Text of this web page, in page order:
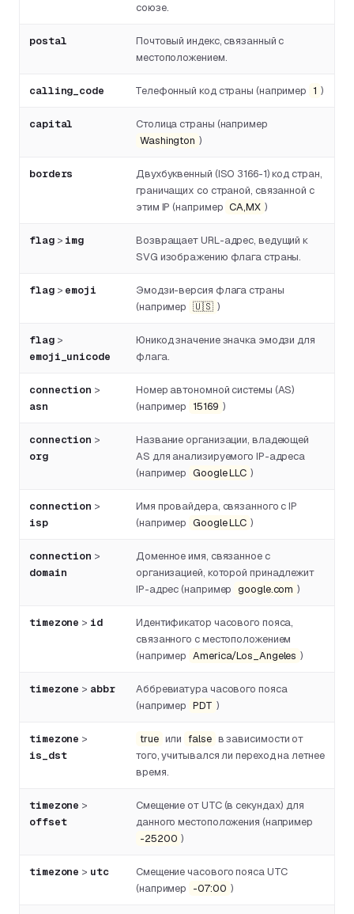
союзе.
postal
Почтовый индекс, связанный с
местоположением.
calling_code Телефонный код страны (например 1 )
capital
Столица страны (например
Washington )
borders
Двухбуквенный (ISO 3166-1) код стран,
граничащих со страной, связанной с
этим IP (например CA,MX )
flag> img
Возвращает URL-адрес, ведущий к
SVG изображению флага страны.
flag> emoji
Эмодзи-версия флага страны
(например 🇺🇸 )
flag>
emoji_unicode
Юникод значение значка эмодзи для
флага.
connection >
asn
Номер автономной системы (AS)
(например 15169 )
connection >
org
Название организации, владеющей
AS для анализируемого IP-адреса
(например Google LLC )
connection >
isp
Имя провайдера, связанного с IP
(например Google LLC )
connection >
domain
Доменное имя, связанное с
организацией, которой принадлежит
IP-адрес (например google.com )
timezone > id
Идентификатор часового пояса,
связанного с местоположением
(например America/Los_Angeles )
timezone > abbr
Аббревиатура часового пояса
(например PDT )
timezone >
is_dst
true или false в зависимости от
того, учитывался ли переход на летнее
время.
timezone >
offset
Смещение от UTC (в секундах) для
данного местоположения (например
-25200 )
timezone > utc
Смещение часового пояса UTC
(например -07:00 )